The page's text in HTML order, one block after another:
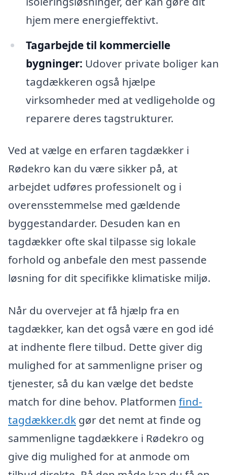
hjem mere energieffektivt.
Tagarbejde til kommercielle
bygninger: Udover private boliger kan
tagdækkeren også hjælpe
virksomheder med at vedligeholde og
reparere deres tagstrukturer.
Ved at vælge en erfaren tagdækker i
Rødekro kan du være sikker på, at
arbejdet udføres professionelt og i
overensstemmelse med gældende
byggestandarder. Desuden kan en
tagdækker ofte skal tilpasse sig lokale
forhold og anbefale den mest passende
løsning for dit specifikke klimatiske miljø.
Når du overvejer at få hjælp fra en
tagdækker, kan det også være en god idé
at indhente flere tilbud. Dette giver dig
mulighed for at sammenligne priser og
tjenester, så du kan vælge det bedste
match for dine behov. Platformen find-
tagdækker.dk gør det nemt at finde og
sammenligne tagdækkere i Rødekro og
give dig mulighed for at anmode om